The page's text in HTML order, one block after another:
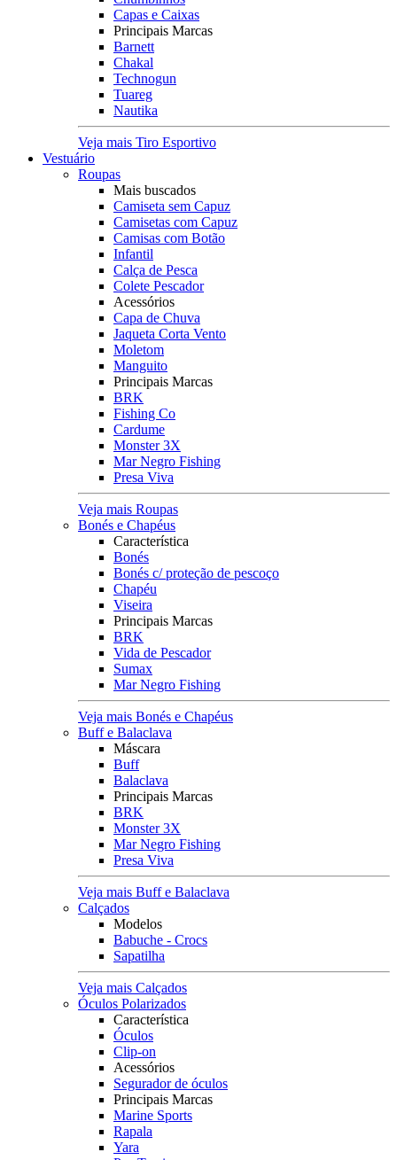
Capas e Caixas
Principais Marcas
Barnett
Chakal
Technogun
Tuareg
Nautika
Veja mais Tiro Esportivo
Vestuário
Roupas
Mais buscados
Camiseta sem Capuz
Camisetas com Capuz
Camisas com Botão
Infantil
Calça de Pesca
Colete Pescador
Acessórios
Capa de Chuva
Jaqueta Corta Vento
Moletom
Manguito
Principais Marcas
BRK
Fishing Co
Cardume
Monster 3X
Mar Negro Fishing
Presa Viva
Veja mais Roupas
Bonés e Chapéus
Característica
Bonés
Bonés c/ proteção de pescoço
Chapéu
Viseira
Principais Marcas
BRK
Vida de Pescador
Sumax
Mar Negro Fishing
Veja mais Bonés e Chapéus
Buff e Balaclava
Máscara
Buff
Balaclava
Principais Marcas
BRK
Monster 3X
Mar Negro Fishing
Presa Viva
Veja mais Buff e Balaclava
Calçados
Modelos
Babuche - Crocs
Sapatilha
Veja mais Calçados
Óculos Polarizados
Característica
Óculos
Clip-on
Acessórios
Segurador de óculos
Principais Marcas
Marine Sports
Rapala
Yara